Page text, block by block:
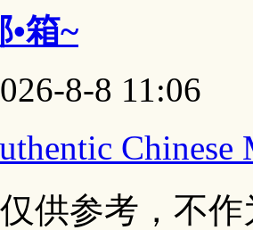
•箱~
8-8 11:06
供参考，不